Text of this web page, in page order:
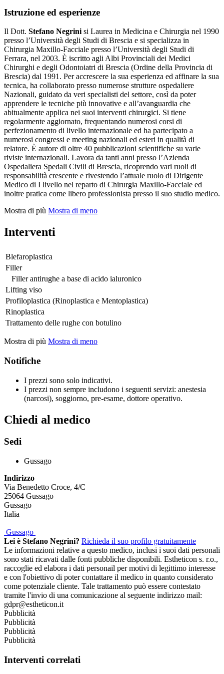
Istruzione ed esperienze
Il Dott. Stefano Negrini si Laurea in Medicina e Chirurgia nel 1990
presso l’Università degli Studi di Brescia e si specializza in
Chirurgia Maxillo-Facciale presso l’Università degli Studi di
Ferrara, nel 2003. È iscritto agli Albi Provinciali dei Medici
Chirurghi e degli Odontoiatri di Brescia (Ordine della Provincia di
Brescia) dal 1991. Per accrescere la sua esperienza ed affinare la sua
tecnica, ha collaborato presso numerose strutture ospedaliere
Nazionali, guidato da veri specialisti del settore, così da poter
apprendere le tecniche più innovative e all’avanguardia che
abitualmente applica nei suoi interventi chirurgici. Si tiene
regolarmente aggiornato, frequentando numerosi corsi di
perfezionamento di livello internazionale ed ha partecipato a
numerosi congressi e meeting nazionali ed esteri in qualità di
relatore. È autore di oltre 40 pubblicazioni scientifiche su varie
riviste internazionali. Lavora da tanti anni presso l’Azienda
Ospedaliera Spedali Civili di Brescia, ricoprendo vari ruoli di
responsabilità crescente e rivestendo l’attuale ruolo di Dirigente
Medico di I livello nel reparto di Chirurgia Maxillo-Facciale ed
inoltre pratica come libero professionista presso il suo studio medico.
Mostra di più Mostra di meno
Interventi
Blefaroplastica
Filler
Filler antirughe a base di acido ialuronico
Lifting viso
Profiloplastica (Rinoplastica e Mentoplastica)
Rinoplastica
Trattamento delle rughe con botulino
Mostra di più Mostra di meno
Notifiche
I prezzi sono solo indicativi.
I prezzi non sempre includono i seguenti servizi: anestesia
(narcosi), soggiorno, pre-esame, dottore operativo.
Chiedi al medico
Sedi
Gussago
Indirizzo
Via Benedetto Croce, 4/C
25064 Gussago
Gussago
Italia
Gussago
Lei è Stefano Negrini? Richieda il suo profilo gratuitamente
Le informazioni relative a questo medico, inclusi i suoi dati personali
sono stati ricavati dalle fonti pubbliche disponibili. Estheticon s. r.o.,
raccoglie ed elabora i dati personail per motivi di legittimo interesse
e con l'obiettivo di poter contattare il medico in quanto considerato
come potenziale cliente. Tale trattamento può essere contestato
tramite l'invio di una comunicazione al seguente indirizzo mail:
gdpr@estheticon.it
Pubblicità
Pubblicità
Pubblicità
Pubblicità
Interventi correlati